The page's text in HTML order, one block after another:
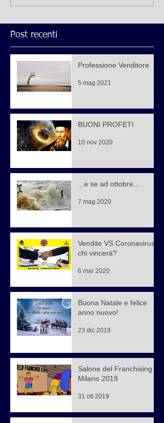
Post recenti
Professione Venditore
5 mag 2021
BUONI PROFETI
10 nov 2020
...e se ad ottobre...
7 mag 2020
Vendite VS Coronavirus,
chi vincerà?
6 mar 2020
Buona Natale e felice
anno nuovo!
23 dic 2019
Salone del Franchising di
Milano 2019
31 ott 2019